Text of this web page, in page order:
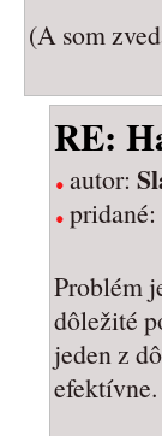
(A som
RE:
autor:
pridané:
Problém
dôležité
jeden z
efektívne.